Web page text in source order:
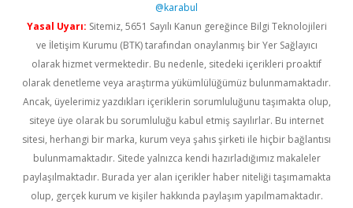
@karabul
Yasal Uyarı: Sitemiz, 5651 Sayılı Kanun gereğince Bilgi Teknolojileri
ve İletişim Kurumu (BTK) tarafından onaylanmış bir Yer Sağlayıcı
olarak hizmet vermektedir. Bu nedenle, sitedeki içerikleri proaktif
olarak denetleme veya araştırma yükümlülüğümüz bulunmamaktadır.
Ancak, üyelerimiz yazdıkları içeriklerin sorumluluğunu taşımakta olup,
siteye üye olarak bu sorumluluğu kabul etmiş sayılırlar. Bu internet
sitesi, herhangi bir marka, kurum veya şahıs şirketi ile hiçbir bağlantısı
bulunmamaktadır. Sitede yalnızca kendi hazırladığımız makaleler
paylaşılmaktadır. Burada yer alan içerikler haber niteliği taşımamakta
olup, gerçek kurum ve kişiler hakkında paylaşım yapılmamaktadır.